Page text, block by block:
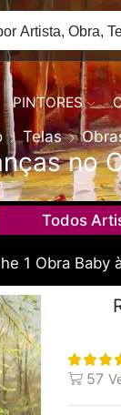
PINTORES
Telas
no
Todos
1 Obra Baby
57